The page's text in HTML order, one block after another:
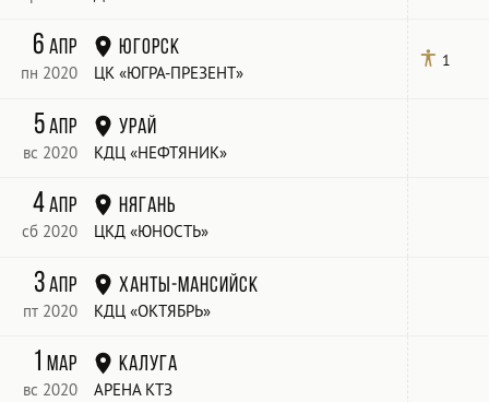
6апр
пн 2020
Югорск
ЦК «ЮГРА-ПРЕЗЕНТ»
1
5апр
вс 2020
Урай
КДЦ «НЕФТЯНИК»
4апр
сб 2020
Нягань
ЦКД «ЮНОСТЬ»
3апр
пт 2020
Ханты-Мансийск
КДЦ «ОКТЯБРЬ»
1мар
вс 2020
Калуга
АРЕНА КТЗ